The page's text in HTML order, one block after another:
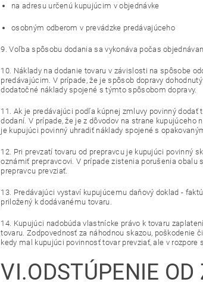
na adresu určenú kupujúcim v objednávke
osobným odberom v prevádzke predávajúceho
9. Voľba spôsobu dodania sa vykonáva počas
10. Náklady na dodanie tovaru v závislosti na spôsobe
predávajúcim. V prípade, že je spôsob dopravy
dodatočné náklady spojené s týmto spôsobom dopravy.
11. Ak je predávajúci podľa kúpnej zmluvy povinný
dodaní. V prípade, že je z dôvodov na strane
je kupujúci povinný uhradiť náklady spojené s
12. Pri prevzatí tovaru od prepravcu je kupujúci povinný
oznámiť prepravcovi. V prípade zistenia porušenia
prepravcu prevziať.
13. Predávajúci vystaví kupujúcemu daňový doklad -
priložený k dodávanému tovaru.
14. Kupujúci nadobúda vlastnícke právo k tovaru
tovaru. Zodpovednosť za náhodnou skazou, poškodenie
kedy mal kupujúci povinnosť tovar prevziať, ale v rozpore
VI.ODSTÚPENIE